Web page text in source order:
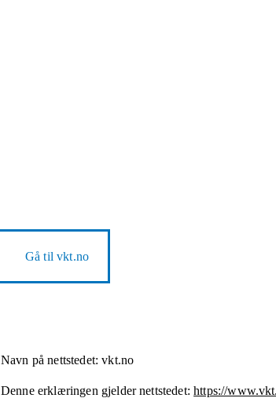
Gå tilvkt.no
Navn på nettstedet: vkt.no
Denne erklæringen gjelder nettstedet: https://